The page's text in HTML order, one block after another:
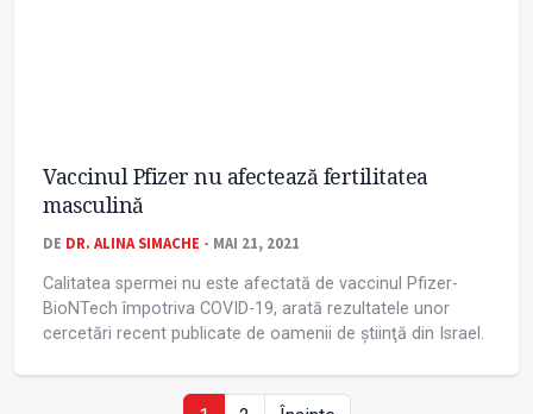
Vaccinul Pfizer nu afectează fertilitatea
masculină
DE DR. ALINA SIMACHE - MAI 21, 2021
Calitatea spermei nu este afectată de vaccinul Pfizer-
BioNTech împotriva COVID-19, arată rezultatele unor
cercetări recent publicate de oamenii de știinţă din Israel.